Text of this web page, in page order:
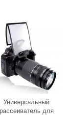
Универсальный
рассеиватель для